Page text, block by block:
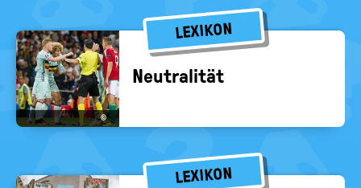
LEXIKON
©
Neu­tra­li­tät
LEXIKON